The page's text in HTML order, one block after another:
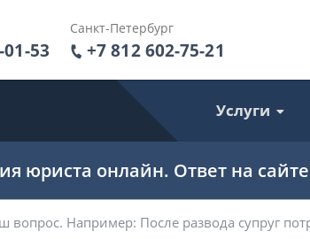
53
Санкт-Петербург
+7 812 602-75-21
Услуги
юриста онлайн. Ответ на